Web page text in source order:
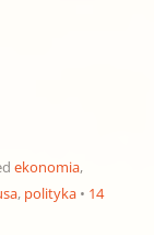
ekonomia,
, polityka
14